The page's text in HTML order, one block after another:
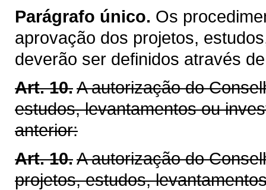
Parágrafo único. Os
aprovação dos projetos,
deverão ser definidos através
Art. 10.A autorização do
estudos, levantamentos ou
anterior:
Art. 10.A autorização do
projetos, estudos,